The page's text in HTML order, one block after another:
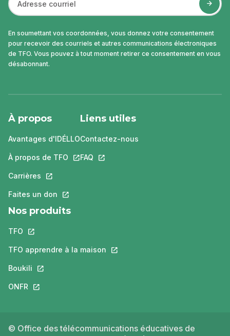
En soumettant vos coordonnées, vous donnez votre consentement
pour recevoir des courriels et autres communications électroniques
de TFO. Vous pouvez à tout moment retirer ce consentement en vous
désabonnant.
À propos
Avantages d'IDÉLLO
À propos de TFO Ce lien s'ouvrira dans un nouvel onglet.
Carrières Ce lien s'ouvrira dans un nouvel onglet.
Faites un don Ce lien s'ouvrira dans un nouvel onglet.
Liens utiles
Contactez-nous
FAQ Ce lien s'ouvrira dans un nouvel
Nos produits
TFO Ce lien s'ouvrira dans un nouvel onglet.
TFO apprendre à la maison Ce lien s'ouvrira dans un nouvel
Boukili Ce lien s'ouvrira dans un nouvel onglet.
ONFR Ce lien s'ouvrira dans un nouvel onglet.
© Office des télécommunications éducatives de